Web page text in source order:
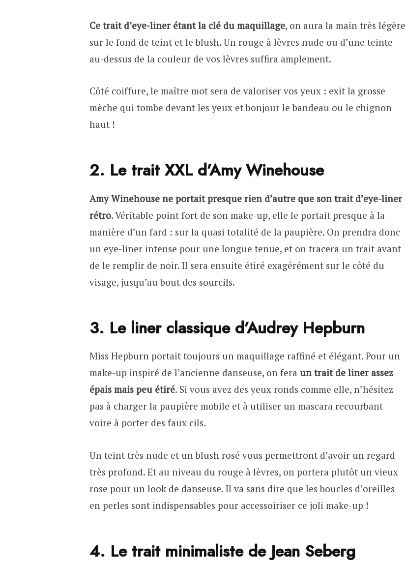
Ce trait d’eye-liner étant la clé du maquillage, on aura la main très légère
sur le fond de teint et le blush. Un rouge à lèvres nude ou d’une teinte
au-dessus de la couleur de vos lèvres suffira amplement.
Côté coiffure, le maître mot sera de valoriser vos yeux : exit la grosse
mèche qui tombe devant les yeux et bonjour le bandeau ou le chignon
haut !
2. Le trait XXL d’Amy Winehouse
Amy Winehouse ne portait presque rien d’autre que son trait d’eye-liner
rétro. Véritable point fort de son make-up, elle le portait presque à la
manière d’un fard : sur la quasi totalité de la paupière. On prendra donc
un eye-liner intense pour une longue tenue, et on tracera un trait avant
de le remplir de noir. Il sera ensuite étiré exagérément sur le côté du
visage, jusqu’au bout des sourcils.
3. Le liner classique d’Audrey Hepburn
Miss Hepburn portait toujours un maquillage raffiné et élégant. Pour un
make-up inspiré de l’ancienne danseuse, on fera un trait de liner assez
épais mais peu étiré. Si vous avez des yeux ronds comme elle, n’hésitez
pas à charger la paupière mobile et à utiliser un mascara recourbant
voire à porter des faux cils.
Un teint très nude et un blush rosé vous permettront d’avoir un regard
très profond. Et au niveau du rouge à lèvres, on portera plutôt un vieux
rose pour un look de danseuse. Il va sans dire que les boucles d’oreilles
en perles sont indispensables pour accessoiriser ce joli make-up !
4. Le trait minimaliste de Jean Seberg